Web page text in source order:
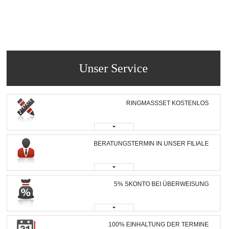
Unser Service
RINGMASSSET KOSTENLOS
BERATUNGSTERMIN IN UNSER FILIALE
5% SKONTO BEI ÜBERWEISUNG
100% EINHALTUNG DER TERMINE